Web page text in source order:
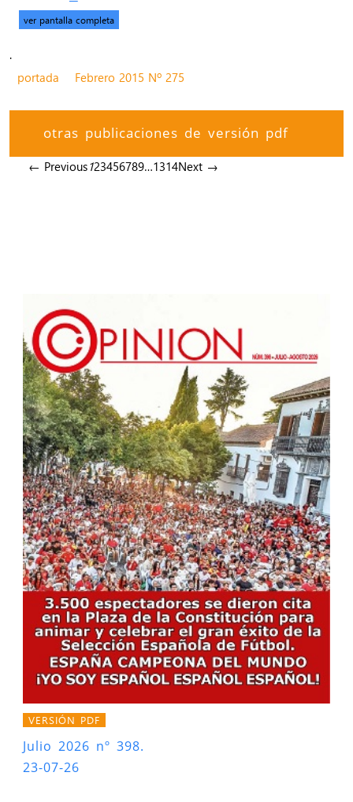
ver pantalla completa
.
portada
Febrero 2015 Nº 275
otras publicaciones de versión pdf
← Previous123456789…1314Next →
VERSIÓN PDF
Julio 2026 nº 398.
23-07-26